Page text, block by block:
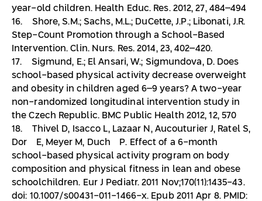
year-old children. Health Educ. Res. 2012, 27, 484–494
16. Shore, S.M.; Sachs, M.L.; DuCette, J.P.; Libonati, J.R.
Step-Count Promotion through a School-Based
Intervention. Clin. Nurs. Res. 2014, 23, 402–420.
17. Sigmund, E.; El Ansari, W.; Sigmundova, D. Does
school-based physical activity decrease overweight
and obesity in children aged 6–9 years? A two-year
non-randomized longitudinal intervention study in
the Czech Republic. BMC Public Health 2012, 12, 570
18. Thivel D, Isacco L, Lazaar N, Aucouturier J, Ratel S,
Doré E, Meyer M, Duché P. Effect of a 6-month
school-based physical activity program on body
composition and physical fitness in lean and obese
schoolchildren. Eur J Pediatr. 2011 Nov;170(11):1435-43.
doi: 10.1007/s00431-011-1466-x. Epub 2011 Apr 8. PMID: